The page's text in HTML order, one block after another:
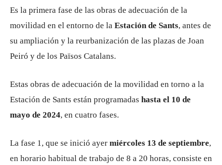
Es la primera fase de las obras de adecuación de la
movilidad en el entorno de la Estación de Sants, antes de
su ampliación y la reurbanización de las plazas de Joan
Peiró y de los Països Catalans.
Estas obras de adecuación de la movilidad en torno a la
Estación de Sants están programadas hasta el 10 de
mayo de 2024, en cuatro fases.
La fase 1, que se inició ayer miércoles 13 de septiembre,
en horario habitual de trabajo de 8 a 20 horas, consiste en